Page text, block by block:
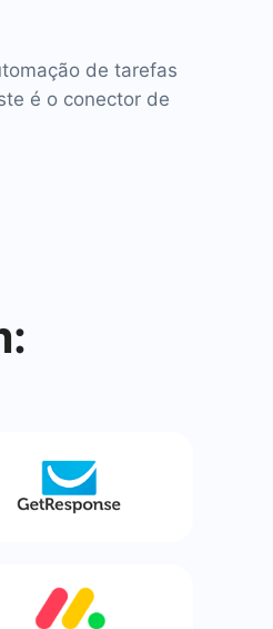
de tarefas
é o conector de